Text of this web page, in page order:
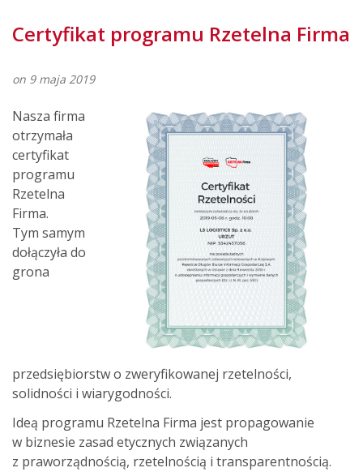
Certyfikat programu Rzetelna Firma
on 9 maja 2019
Nasza firma
otrzymała
certyfikat
programu
Rzetelna
Firma.
Tym samym
dołączyła do
grona
przedsiębiorstw o zweryfikowanej rzetelności,
solidności i wiarygodności.
Ideą programu Rzetelna Firma jest propagowanie
w biznesie zasad etycznych związanych
z praworządnością, rzetelnością i transparentnością.